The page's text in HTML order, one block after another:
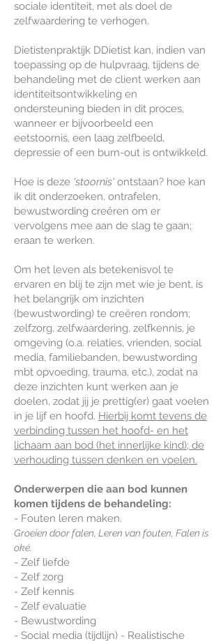
sociale identiteit, met als doel de
zelfwaardering te verhogen.
Dietistenpraktijk DDietist kan, indien van
toepassing op de hulpvraag, tijdens de
behandeling met de client werken aan
identiteitsontwikkeling en
ondersteuning bieden in dit proces,
wanneer er bijvoorbeeld een
eetstoornis, een laag zelfbeeld,
depressie of een burn-out is ontwikkeld.
Hoe is deze 'stoornis' ontstaan? hoe kan
ik dit onderzoeken, ontrafelen,
bewustwording creëren om er
vervolgens mee aan de slag te gaan;
eraan te werken.
Om het leven als betekenisvol te
ervaren en blij te zijn met wie je bent, is
het belangrijk om inzichten
(bewustwording) te creëren rondom;
zelfzorg, zelfwaardering, zelfkennis, je
omgeving (o.a. relaties, vrienden, social
media, familiebanden, bewustwording
mbt opvoeding, trauma, etc.), zodat na
deze inzichten kunt werken aan je
doelen, zodat jij je prettig(er) gaat voelen
in je lijf en hoofd. Hierbij komt tevens de
verbinding tussen het hoofd- en het
lichaam aan bod (het innerlijke kind); de
verhouding tussen denken en voelen.
Onderwerpen die aan bod kunnen
komen tijdens de behandeling:
- Fouten leren maken.
Groeien door falen, Leren van fouten, Falen is
oké.
- Zelf liefde
- Zelf zorg
- Zelf kennis
- Zelf evaluatie
- Bewustwording
- Social media (tijdlijn) - Realistische